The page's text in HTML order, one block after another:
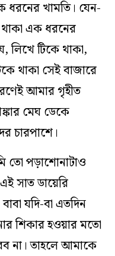
ধরনের খামতি। যেন-
থাকা এক ধরনের
লিখে টিকে থাকা,
থাকা সেই বাজারে
আমার গৃহীত
মেঘ ডেকে
চারপাশে।
তো পড়াশোনাটাও
সাত ডায়েরি
যদি-বা এতদিন
শিকার হওয়ার মতো
না। তাহলে আমাকে